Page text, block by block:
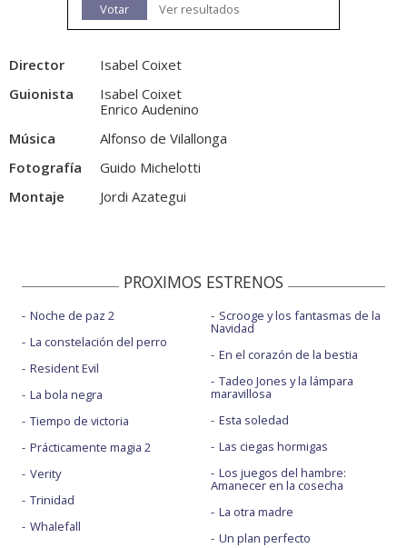
Votar
Ver resultados
Director
Isabel Coixet
Guionista
Isabel Coixet
Enrico Audenino
Música
Alfonso de Vilallonga
Fotografía
Guido Michelotti
Montaje
Jordi Azategui
PROXIMOS ESTRENOS
Noche de paz 2
La constelación del perro
Resident Evil
La bola negra
Tiempo de victoria
Prácticamente magia 2
Verity
Trinidad
Whalefall
Scrooge y los fantasmas de la
Navidad
En el corazón de la bestia
Tadeo Jones y la lámpara
maravillosa
Esta soledad
Las ciegas hormigas
Los juegos del hambre:
Amanecer en la cosecha
La otra madre
Un plan perfecto